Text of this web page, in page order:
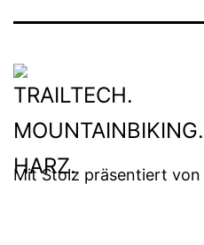
Mit Stolz präsentiert von